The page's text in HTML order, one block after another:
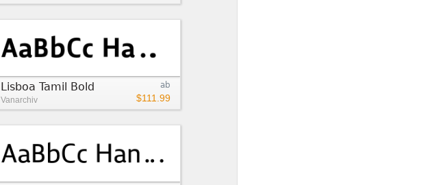
ab
$111.99
Lisboa Tamil Bold
Vanarchiv